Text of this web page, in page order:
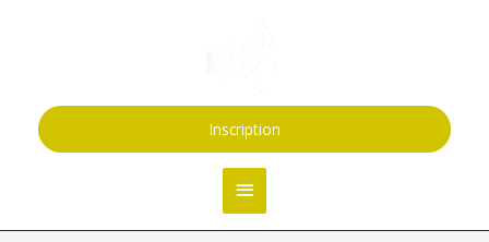
Inscription